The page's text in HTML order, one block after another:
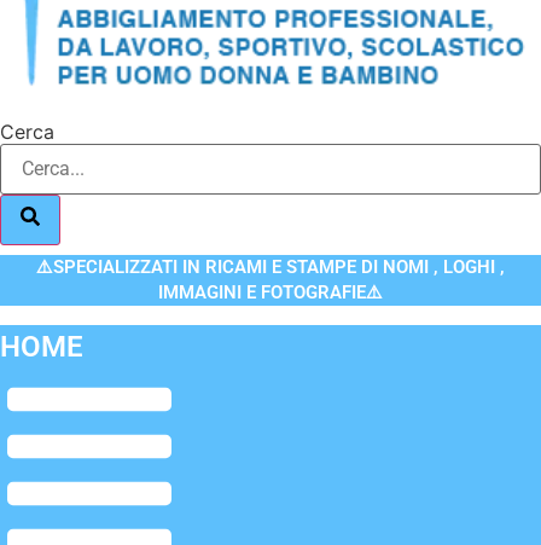
Cerca
⚠️SPECIALIZZATI IN RICAMI E STAMPE DI NOMI , LOGHI ,
IMMAGINI E FOTOGRAFIE⚠️
HOME
Flyout
Menu